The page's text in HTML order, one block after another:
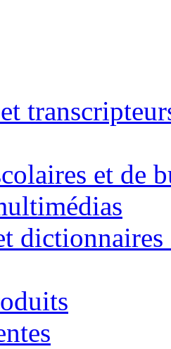
et de